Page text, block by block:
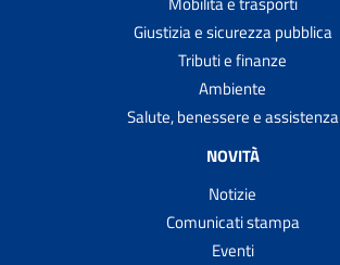
Giustizia e sicurezza pubblica
Tributi e finanze
Ambiente
Salute, benessere e assistenza
NOVITÀ
Notizie
Comunicati stampa
Eventi